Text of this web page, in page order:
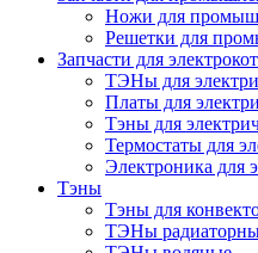
Ножи для
Решетки для
Запчасти для
ТЭНы для
Платы для
Тэны для
Термостаты для
Электроника для
Тэны
Тэны для
ТЭНы